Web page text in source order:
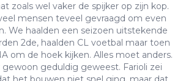
zoals wel vaker de spijker op zijn kop.
mensen teveel gevraagd om even
We haalden een seizoen uitstekende
2de, haalden CL voetbal maar toen
om de hoek kijken. Alles moet anders.
gewoon geduldig geweest. Farioli zei